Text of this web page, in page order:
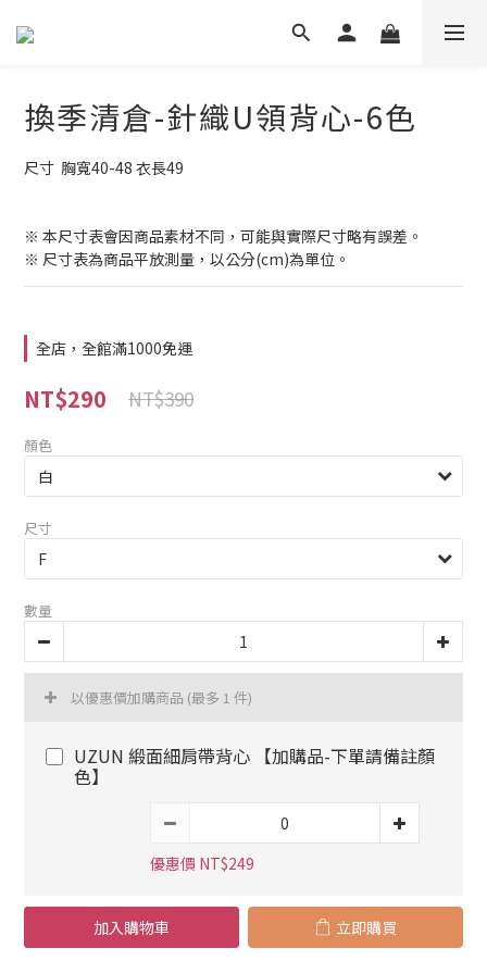
換季清倉-針織U領背心-6色
尺寸  胸寬40-48 衣長49
※ 本尺寸表會因商品素材不同，可能與實際尺寸略有誤差。
※ 尺寸表為商品平放測量，以公分(cm)為單位。
全店，全館滿1000免運
NT$290 NT$390
顏色
尺寸
數量
以優惠價加購商品 (最多 1 件)
UZUN 緞面細肩帶背心 【加購品-下單請備註顏
色】
優惠價 NT$249
加入購物車 立即購買